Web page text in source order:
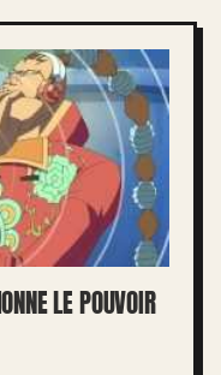
LE POUVOIR